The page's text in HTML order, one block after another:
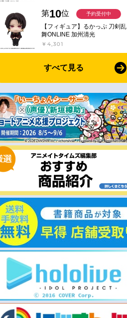
第10位
【フィギュア】るかっぷ 刀剣乱
舞ONLINE 加州清光
￥4,301
予約受付中
すべて見る